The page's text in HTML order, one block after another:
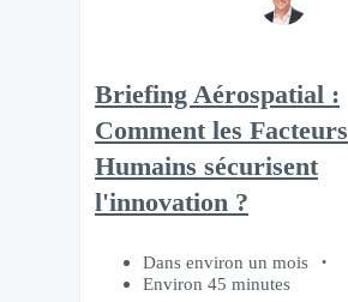
Briefing Aérospatial :
Comment les Facteurs
Humains sécurisent
l'innovation ?
Dans environ un mois
Environ 45 minutes